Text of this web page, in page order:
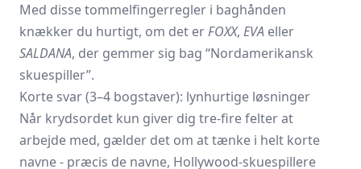
Med disse tommelfingerregler i baghånden
knækker du hurtigt, om det erFOXX, EVA eller
SALDANA, der gemmer sig bag “Nordamerikansk
skuespiller”.
Korte svar (3–4 bogstaver): lynhurtige løsninger
Når krydsordet kun giver dig tre-fire felter at
arbejde med, gælder det om at tænke i helt korte
navne - præcis de navne, Hollywood-skuespillere